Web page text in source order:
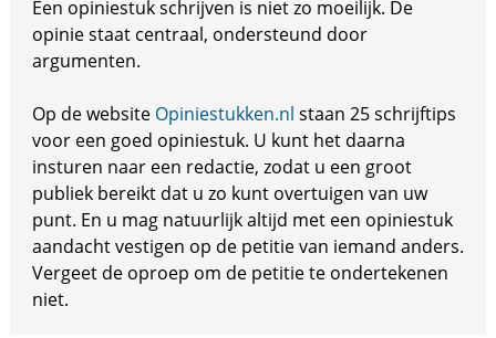
Een opiniestuk schrijven is niet zo moeilijk. De
opinie staat centraal, ondersteund door
argumenten.
Op de website Opiniestukken.nl staan 25 schrijftips
voor een goed opiniestuk. U kunt het daarna
insturen naar een redactie, zodat u een groot
publiek bereikt dat u zo kunt overtuigen van uw
punt. En u mag natuurlijk altijd met een opiniestuk
aandacht vestigen op de petitie van iemand anders.
Vergeet de oproep om de petitie te ondertekenen
niet.